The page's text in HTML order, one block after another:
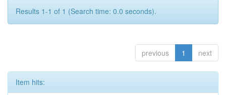
Results 1-1 of 1 (Search time: 0.0 seconds).
previous 1 next
Item hits: